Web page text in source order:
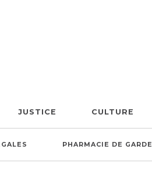
JUSTICE CULTURE
PHARMACIE DE GARDE